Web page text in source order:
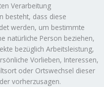
Verarbeitung
besteht, dass diese
werden, um bestimmte
natürliche Person beziehen,
bezüglich Arbeitsleistung,
Vorlieben, Interessen,
oder Ortswechsel dieser
vorherzusagen.